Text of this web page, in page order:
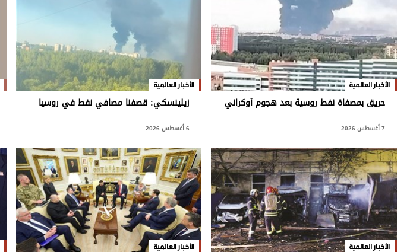
الترفيه
التعليم والمعرفة
الذكاء الاصطناعي
تغطيات
فيديو
بودكاست
إنفوجراف
قصة صورة
كاريكتير
الأخبار العالمية
حريق بمصفاة نفط روسية بعد هجوم أوكراني
7 أغسطس 2026
الأخبار العالمية
زيلينسكي: قصفنا مصافي نفط في روسيا
6 أغسطس 2026
الأخبار العالمية الأخبار العالمية